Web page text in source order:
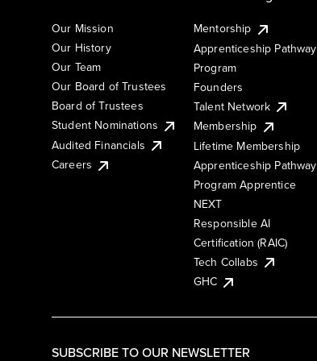
SUBSCRIBE TO OUR NEWSLETTER
Our Mission
Our History
Our Team
Our Board of Trustees
Board of Trustees
Student Nominations
Audited Financials
Careers
Mentorship
Apprenticeship Pathway
Program
Founders
Talent Network
Membership
Lifetime Membership
Apprenticeship Pathway
Program Apprentice
NEXT
Responsible AI
Certification (RAIC)
Tech Collabs
GHC